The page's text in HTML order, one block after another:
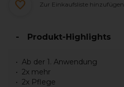
Zur Einkaufsliste hinzufügen
Produkt-Highlights
Ab der 1. Anwendung
2x mehr
2x Pflege